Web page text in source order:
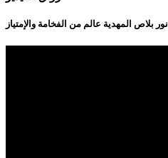
نور بلاص المهدية عالم من الفخامة والإمتياز